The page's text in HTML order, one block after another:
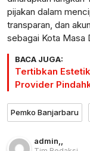
pijakan dalam
transparan, dan
sebagai Kota Masa
BACA JUGA:
Tertibkan
Provider
Pemko Banjarbaru
admin